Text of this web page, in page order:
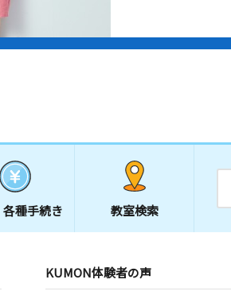
各種手続き 教室検索
KUMON体験者の声